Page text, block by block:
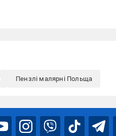
Пензлі малярні Польща